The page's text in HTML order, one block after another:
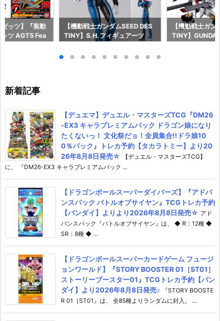
ッツ】『装動
ツ AGT5 Fea
【機動戦士ガンダムSEED DES
TINY】S.H.フィギュアーツ
長国パイロットスーツVer.）』
【機動戦士ガン
TINY】
新着記事
【デュエマ】デュエル・マスターズTCG『DM26
-EX3 キャラプレミアムパック ドラゴン娘になり
たくないっ！ 文化祭だョ！全員集合!!ドラ娘10
0％パック』トレカ予約【タカラトミー】より20
26年8月8日発売☆
【デュエル・マスターズTCG】
に、 『DM26-EX3 キャラプレミアムパック ...
【ドラゴンボールスーパーダイバーズ】『アドバ
ンスパック バトルオブサイヤン』TCGトレカ予約
【バンダイ】よりより2026年8月8日発売☆ アド
バンスパック『バトルオブサイヤン』は、 ◆ R：12種 ◆
SR：8種 ◆ ...
【ドラゴンボールスーパーカードゲーム フュージ
ョンワールド】『STORY BOOSTER 01［ST01］
ストーリーブースター01』TCGトレカ予約【バン
ダイ】より2026年8月8日発売♪
『STORY BOOSTE
R 01［ST01』は、 全85種よりランダムに封入。 ...